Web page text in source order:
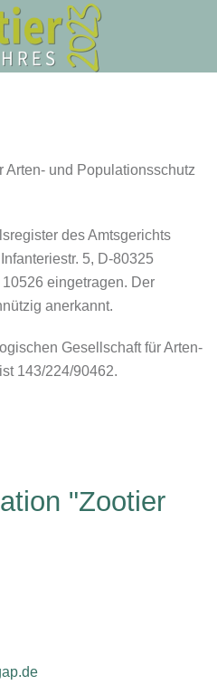
und Populationsschutz
des Amtsgerichts
5, D-80325
eingetragen. Der
anerkannt.
Gesellschaft für Arten-
143/224/90462.
"Zootier